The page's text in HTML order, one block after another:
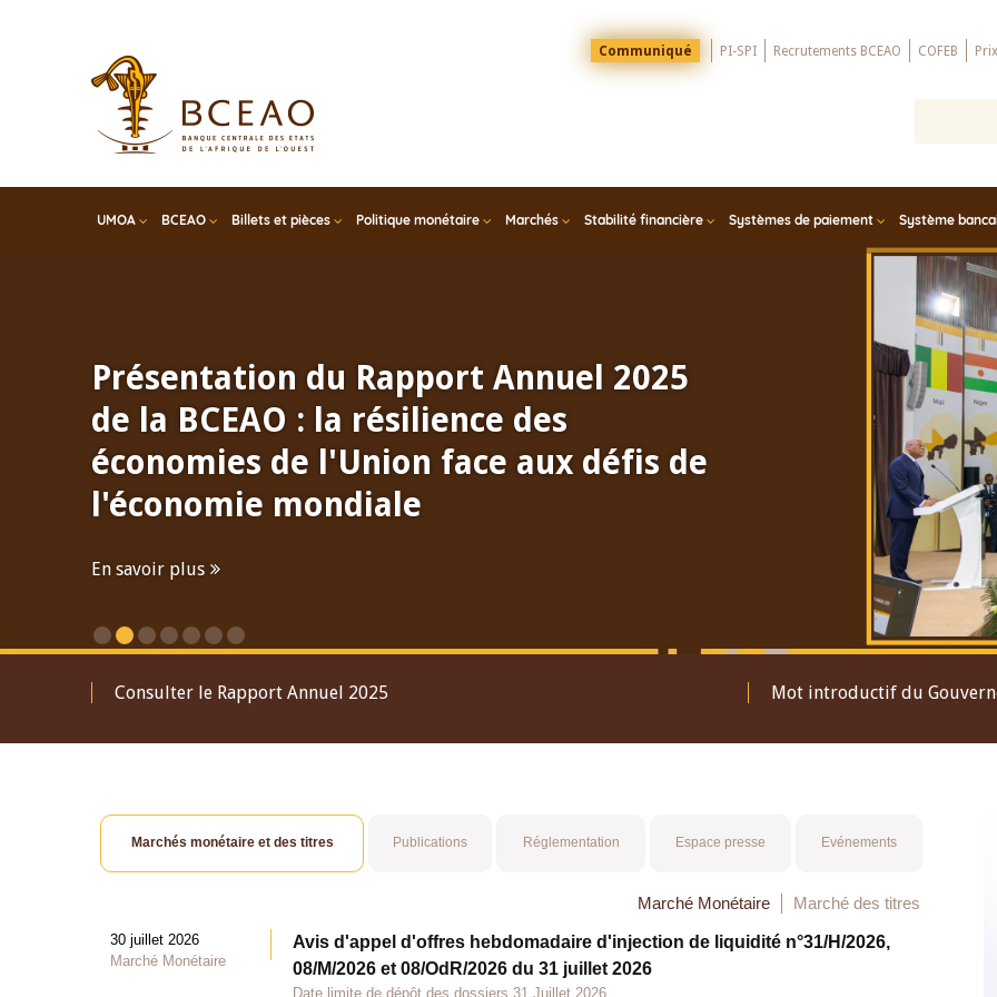
Menu
Top
Communiqué PI-SPI Recrutements BCEAO COFEB
UMOA BCEAO Billets et pièces Politique monétaire Marchés Stabilité financière Systèmes de paiement Système
Présentation du Rapport Annuel 2025
de la BCEAO : la résilience des
économies de l'Union face aux défis de
l'économie mondiale
En savoir plus
Consulter le Rapport Annuel 2025 Mot introductif du
Marchés monétaire et des titres Publications Réglementation Espace presse Evénements
Marché Monétaire Marché des titres
30 juillet 2026
Marché Monétaire
Avis d'appel d'offres hebdomadaire d'injection de liquidité n°31/H/2026,
08/M/2026 et 08/OdR/2026 du 31 juillet 2026
Date limite de dépôt des dossiers 31 Juillet 2026